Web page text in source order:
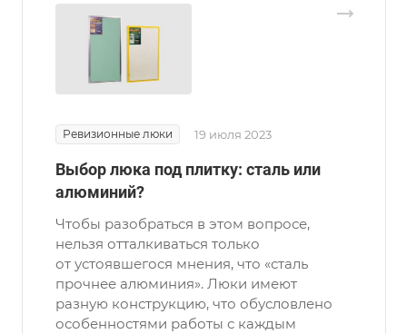
Ревизионные люки 19 июля 2023
Выбор люка под плитку: сталь или
алюминий?
Чтобы разобраться в этом вопросе,
нельзя отталкиваться только
от устоявшегося мнения, что «сталь
прочнее алюминия». Люки имеют
разную конструкцию, что обусловлено
особенностями работы с каждым